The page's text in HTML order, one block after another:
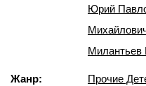
Юрий
Милантьев
Жанр: Прочие